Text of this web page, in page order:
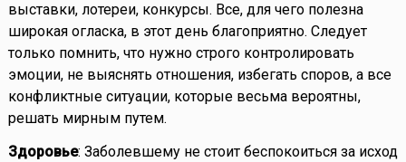
выставки, лотереи, конкурсы. Все, для чего полезна
широкая огласка, в этот день благоприятно. Следует
только помнить, что нужно строго контролировать
эмоции, не выяснять отношения, избегать споров, а все
конфликтные ситуации, которые весьма вероятны,
решать мирным путем.
Здоровье: Заболевшему не стоит беспокоиться за исход